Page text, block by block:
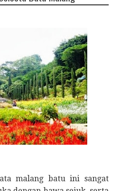
malang batu ini sangat